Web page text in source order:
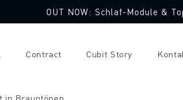
OUT NOW: Schlaf-Module &
Contract Cubit Story
in Brauntönen